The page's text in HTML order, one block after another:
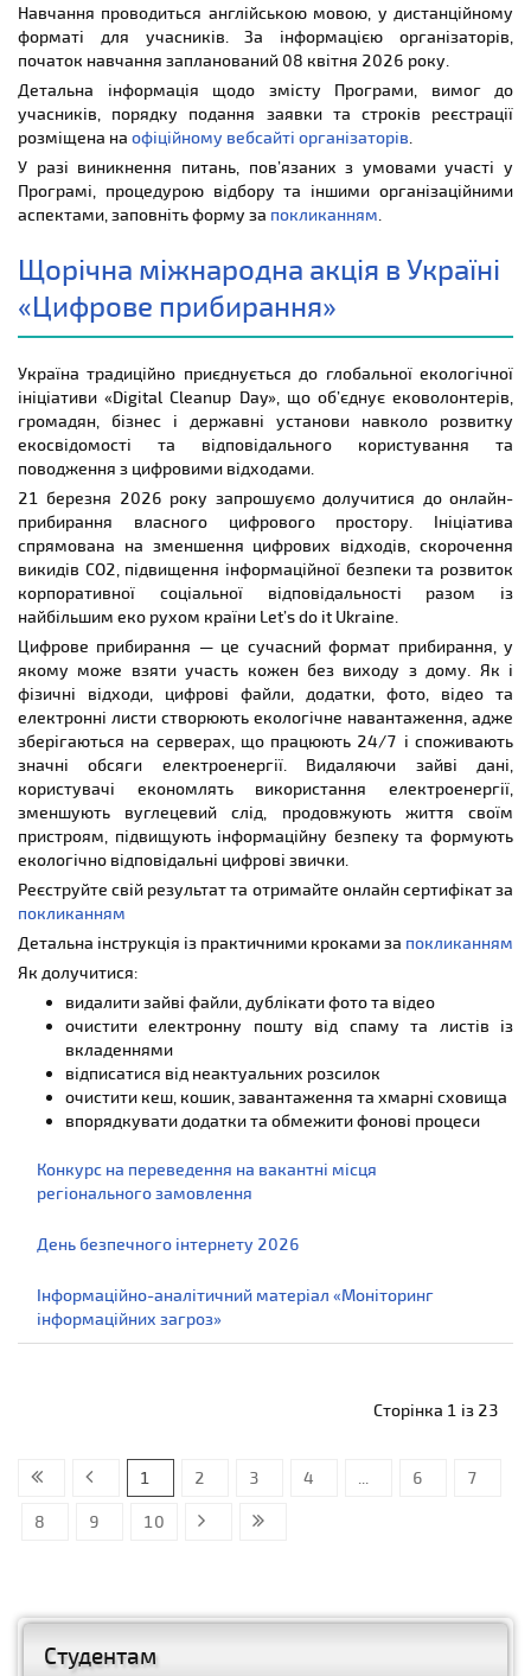
Студентам
Навчання проводиться англійською мовою, у дистанційному
форматі для учасників. За інформацією організаторів,
початок навчання запланований 08 квітня 2026 року.
Детальна інформація щодо змісту Програми, вимог до
учасників, порядку подання заявки та строків реєстрації
розміщена на офіційному вебсайті організаторів
У разі виникнення питань, пов’язаних з умовами участі у
Програмі, процедурою відбору та іншими організаційними
аспектами, заповніть форму за покликанням
Щорічна міжнародна акція в Україні
«Цифрове прибирання»
Україна традиційно приєднується до глобальної екологічної
ініціативи «Digital Cleanup Day», що об’єднує ековолонтерів,
громадян, бізнес і державні установи навколо розвитку
екосвідомості та відповідального користування та
поводження з цифровими відходами.
21 березня 2026 року запрошуємо долучитися до онлайн-
прибирання власного цифрового простору. Ініціатива
спрямована на зменшення цифрових відходів, скорочення
викидів CO2, підвищення інформаційної безпеки та розвиток
корпоративної соціальної відповідальності разом із
найбільшим еко рухом країни Let’s do it Ukraine.
Цифрове прибирання — це сучасний формат прибирання, у
якому може взяти участь кожен без виходу з дому. Як і
фізичні відходи, цифрові файли, додатки, фото, відео та
електронні листи створюють екологічне навантаження, адже
зберігаються на серверах, що працюють 24/7 і споживають
значні обсяги електроенергії. Видаляючи зайві дані,
користувачі економлять використання електроенергії,
зменшують вуглецевий слід, продовжують життя своїм
пристроям, підвищують інформаційну безпеку та формують
екологічно відповідальні цифрові звички.
Реєструйте свій результат та отримайте онлайн сертифікат за
покликанням
Детальна інструкція із практичними кроками за покликанням
Як долучитися:
видалити зайві файли, дублікати фото та відео
очистити електронну пошту від спаму та листів із
вкладеннями
відписатися від неактуальних розсилок
очистити кеш, кошик, завантаження та хмарні сховища
впорядкувати додатки та обмежити фонові процеси
Конкурс на переведення на вакантні місця
регіонального замовлення
День безпечного інтернету 2026
Інформаційно-аналітичний матеріал «Моніторинг
інформаційних загроз»
Сторінка 1 із 23
1 2 3 4 6 7
8 9 10